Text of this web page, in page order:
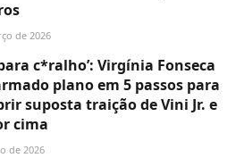
de 2026
c*ralho’: Virgínia Fonseca
plano em 5 passos para
suposta traição de Vini Jr. e
cima
de 2026